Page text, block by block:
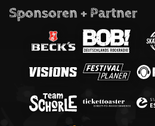
Sponsoren + Partner